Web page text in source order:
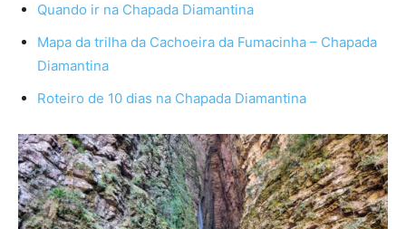
Quando ir na Chapada Diamantina
Mapa da trilha da Cachoeira da Fumacinha – Chapada
Diamantina
Roteiro de 10 dias na Chapada Diamantina